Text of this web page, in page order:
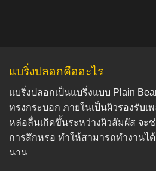
แบริ่งปลอกคืออะไร
แบริ่งปลอกเป็นแบริ่งแบบ Plain
ทรงกระบอก ภายในเป็นผิวรองรับ
หล่อลื่นเกิดขึ้นระหว่างผิวสัมผัส จะ
การสึกหรอ ทำให้สามารถทำงานได้
นาน